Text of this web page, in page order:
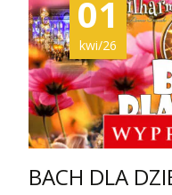
POD OKIEM MISTRZA
prowadzi uwielbiana
dyrektor
artystka i pedagog
Zobacz więcej…
01
kwi/26
BACH DLA